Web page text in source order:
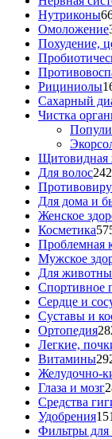
Нутриконы6
Омоложение
Похудение,
Рициниолы
Сахарный
Чистка
Щитовидная
Для волос24
Для дома и
Женское
Косметика57
Проблемная
Мужское
Для
Спортивное
Сердце и
Суставы и
Ортопедия28
Легкие,
Витамины29
Желудочно-
Глаза и мозг
Средства
Удобрения15
Фильтры для